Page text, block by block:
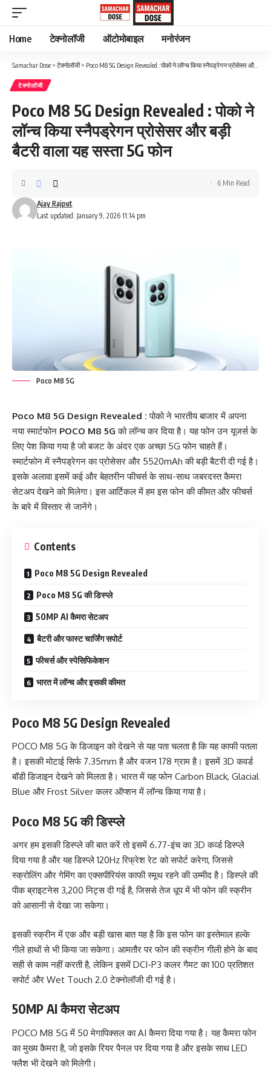
Home टेक्नोलॉजी ऑटोमोबाइल मनोरंजन
Samachar Dose > टेक्नोलॉजी> Poco M8 5G Design Revealed : पोको ने लॉन्च किया स्नैपड्रेगन प्रोसेसर और बड़ी बैटरी वाला यह सस्ता 5G फोन
टेक्नोलॉजी
Poco M8 5G Design Revealed : पोको ने
लॉन्च किया स्नैपड्रेगन प्रोसेसर और बड़ी
बैटरी वाला यह सस्ता 5G फोन
Last updated: January 9, 2026 11:14 pm
Ajay Rajput
6 Min Read
Poco M8 5G
Poco M8 5G Design Revealed :पोको ने भारतीय बाजार में अपना
नया स्मार्टफोन POCO M8 5G को लॉन्च कर दिया है। यह फोन उन यूजर्स के
लिए पेश किया गया है जो बजट के अंदर एक अच्छा 5G फोन चाहते हैं।
स्मार्टफोन में स्नैपड्रेगन का प्रोसेसर और 5520mAh की बड़ी बैटरी दी गई है।
इसके अलावा इसमें कई और बेहतरीन फीचर्स के साथ-साथ जबरदस्त कैमरा
सेटअप देखने को मिलेगा। इस आर्टिकल में हम इस फोन की कीमत और फीचर्स
के बारे में विस्तार से जानेंगे।
Contents
Poco M8 5G Design Revealed
Poco M8 5G की डिस्प्ले
50MP AI कैमरा सेटअप
बैटरी और फास्ट चार्जिंग सपोर्ट
फीचर्स और स्पेसिफिकेशन
भारत में लॉन्च और इसकी कीमत
Poco M8 5G Design Revealed
POCO M8 5G के डिजाइन को देखने से यह पता चलता है कि यह काफी पतला
है। इसकी मोटाई सिर्फ 7.35mm है और वजन 178 ग्राम है। इसमें 3D कवर्ड
बॉडी डिजाइन देखने को मिलता है। भारत में यह फोन Carbon Black, Glacial
Blue और Frost Silver कलर ऑप्शन में लॉन्च किया गया है।
Poco M8 5G की डिस्प्ले
अगर हम इसकी डिस्प्ले की बात करें तो इसमें 6.77-इंच का 3D कर्व्ड डिस्प्ले
दिया गया है और यह डिस्प्ले 120Hz रिफ्रेश रेट को सपोर्ट करेगा, जिससे
स्क्रोलिंग और गेमिंग का एक्सपीरियंस काफी स्मूथ रहने की उम्मीद है। डिस्प्ले की
पीक ब्राइटनेस 3,200 निट्स दी गई है, जिससे तेज धूप में भी फोन की स्क्रीन
को आसानी से देखा जा सकेगा।
इसकी स्क्रीन में एक और बड़ी खास बात यह है कि इस फोन का इस्तेमाल हल्के
गीले हाथों से भी किया जा सकेगा। आमतौर पर फोन की स्क्रीन गीली होने के बाद
सही से काम नहीं करती है, लेकिन इसमें DCI-P3 कलर गैमट का 100 प्रतिशत
सपोर्ट और Wet Touch 2.0 टेक्नोलॉजी दी गई है।
50MP AI कैमरा सेटअप
POCO M8 5G में 50 मेगापिक्सल का AI कैमरा दिया गया है। यह कैमरा फोन
का मुख्य कैमरा है, जो इसके रियर पैनल पर दिया गया है और इसके साथ LED
फ्लैश भी देखने को मिलेगी।